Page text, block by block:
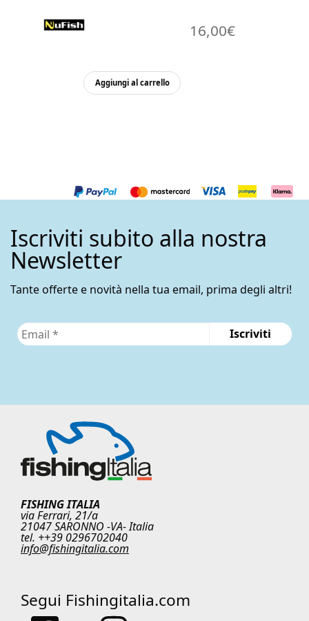
16,00€
Aggiungi al carrello
Iscriviti subito alla nostra
Newsletter
Tante offerte e novità nella tua email, prima degli altri!
FISHING ITALIA
via Ferrari, 21/a
21047 SARONNO -VA- Italia
tel. ++39 0296702040
info@fishingitalia.com
Segui Fishingitalia.com